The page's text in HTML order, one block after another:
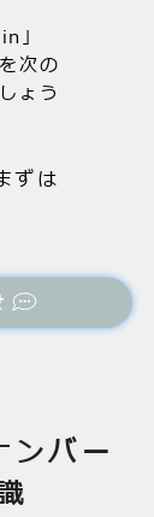
」
次の
ょう
ずは
バー